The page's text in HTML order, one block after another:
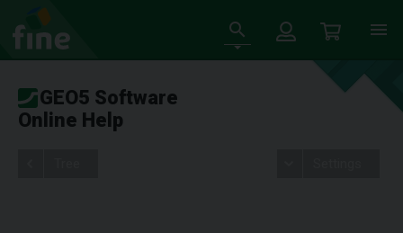
GEO5 Software
Online Help